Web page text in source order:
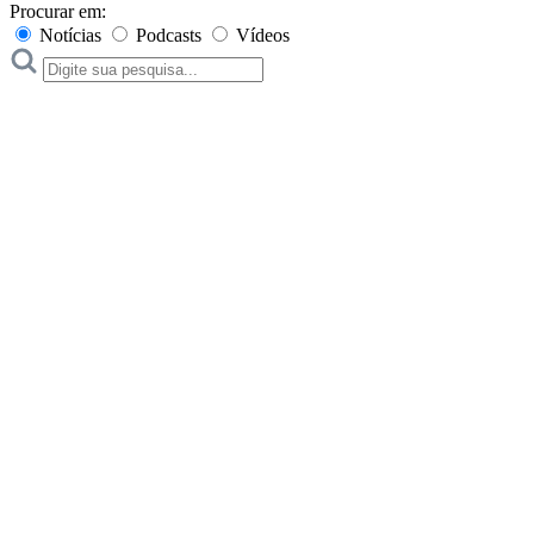
Procurar em:
Notícias
Podcasts Vídeos